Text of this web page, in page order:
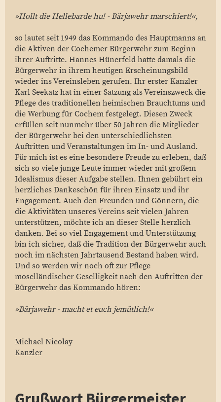
»Hollt die Hellebarde hu! - Bärjawehr marschiert!«,
so lautet seit 1949 das Kommando des Hauptmanns an
die Aktiven der Cochemer Bürgerwehr zum Beginn
ihrer Auftritte. Hannes Hünerfeld hatte damals die
Bürgerwehr in ihrem heutigen Erscheinungsbild
wieder ins Vereinsleben gerufen. Ihr erster Kanzler
Karl Seekatz hat in einer Satzung als Vereinszweck die
Pflege des traditionellen heimischen Brauchtums und
die Werbung für Cochem festgelegt. Diesen Zweck
erfüllen seit nunmehr über 50 Jahren die Mitglieder
der Bürgerwehr bei den unterschiedlichsten
Auftritten und Veranstaltungen im In- und Ausland.
Für mich ist es eine besondere Freude zu erleben, daß
sich so viele junge Leute immer wieder mit großem
Idealismus dieser Aufgabe stellen. Ihnen gebührt ein
herzliches Dankeschön für ihren Einsatz und ihr
Engagement. Auch den Freunden und Gönnern, die
die Aktivitäten unseres Vereins seit vielen Jahren
unterstützen, möchte ich an dieser Stelle herzlich
danken. Bei so viel Engagement und Unterstützung
bin ich sicher, daß die Tradition der Bürgerwehr auch
noch im nächsten Jahrtausend Bestand haben wird.
Und so werden wir noch oft zur Pflege
moselländischer Geselligkeit nach den Auftritten der
Bürgerwehr das Kommando hören:
»Bärjawehr - macht et euch jemütlich!«
Michael Nicolay
Kanzler